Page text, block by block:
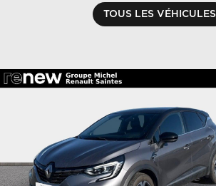
TOUS LES VÉHICULES